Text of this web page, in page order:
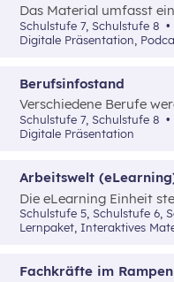
Das Material umfasst
Präsentation mit
Hausübung.
Schulstufe 7, Schulstufe 8
Digitale Präsentation,
Berufsinfostand
Verschiedene Berufe
(Expertenrunde)
durch ein Recherche-
Schulstufe 7, Schulstufe 8
Digitale Präsentation
Arbeitswelt
Die eLearning Einheit
zu Wirtschaftssektoren
Lernpaket, Interaktives
Fachkräfte im